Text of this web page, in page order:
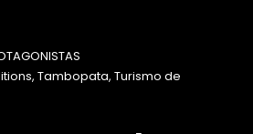
, Tambopata, Turismo de